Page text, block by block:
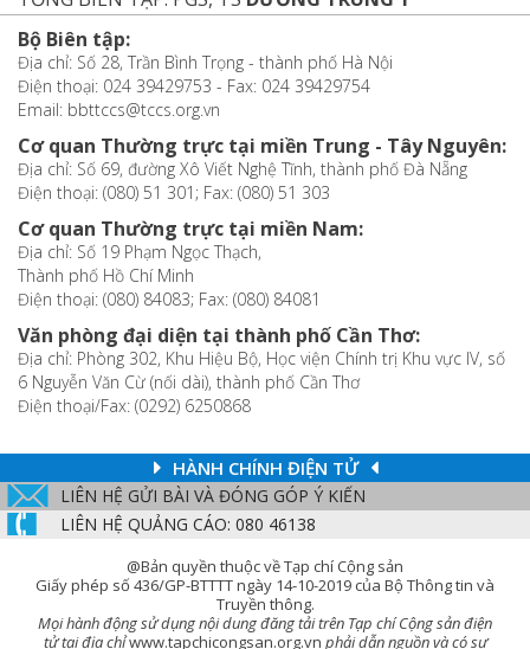
Bộ Biên tập:
Địa chỉ: Số 28, Trần Bình Trọng - thành phố Hà Nội
Điện thoại: 024 39429753 - Fax: 024 39429754
Email: bbttccs@tccs.org.vn
Cơ quan Thường trực tại miền Trung - Tây Nguyên:
Địa chỉ: Số 69, đường Xô Viết Nghệ Tĩnh, thành phố Đà Nẵng
Điện thoại: (080) 51 301; Fax: (080) 51 303
Cơ quan Thường trực tại miền Nam:
Địa chỉ: Số 19 Phạm Ngọc Thạch,
Thành phố Hồ Chí Minh
Điện thoại: (080) 84083; Fax: (080) 84081
Văn phòng đại diện tại thành phố Cần Thơ:
Địa chỉ: Phòng 302, Khu Hiệu Bộ, Học viện Chính trị Khu vực IV, số
6 Nguyễn Văn Cừ (nối dài), thành phố Cần Thơ
Điện thoại/Fax: (0292) 6250868
HÀNH CHÍNH ĐIỆN TỬ
LIÊN HỆ GỬI BÀI VÀ ĐÓNG GÓP Ý KIẾN
LIÊN HỆ QUẢNG CÁO: 080 46138
@Bản quyền thuộc về Tạp chí Cộng sản
Giấy phép số 436/GP-BTTTT ngày 14-10-2019 của Bộ Thông tin và
Truyền thông.
Mọi hành động sử dụng nội dung đăng tải trên Tạp chí Cộng sản điện
tử tại địa chỉwww.tapchicongsan.org.vn phải dẫn nguồn và có sự